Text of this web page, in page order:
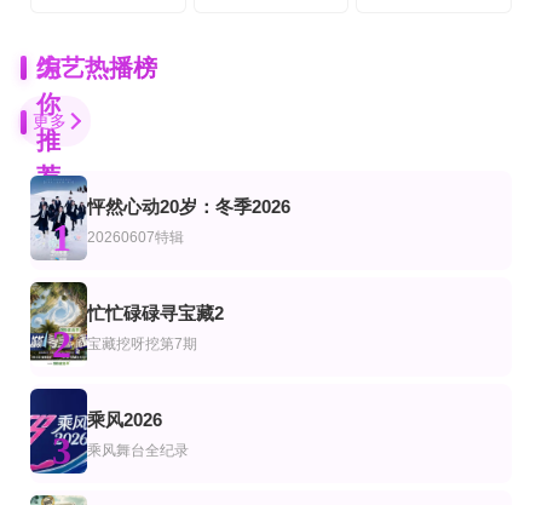
为
你
推
荐
更新至20260807期
地球超新鲜第2季
第2期加更
一饭封神第2季
更新至第20260808期
普法剧场
第3期
开始奏乐开始舞
余佳运,周震南,张星特
共10期 更新到9期
母胎单身恋爱大作战第二季
更新至02集
风向中
第1期
互相关注
第4期
非遗中国
全14集
伴我左右 Stand BI Me
综艺热播榜
更多
1
怦然心动20岁：冬季2026
20260607特辑
2
忙忙碌碌寻宝藏2
宝藏挖呀挖第7期
3
乘风2026
乘风舞台全纪录